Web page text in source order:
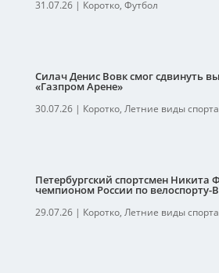
31.07.26| Коротко, Футбол
Силач Денис Вовк смог сдвинуть
«Газпром Арене»
30.07.26| Коротко, Летние виды спорта
Петербургский спортсмен Никита
чемпионом России по велоспорту-
29.07.26| Коротко, Летние виды спорта